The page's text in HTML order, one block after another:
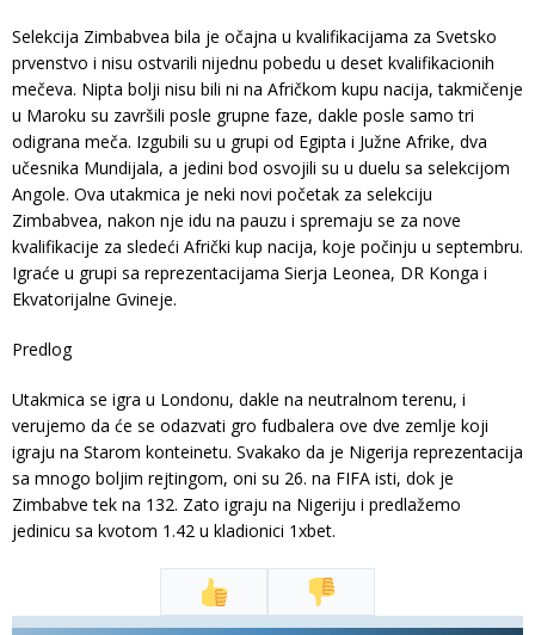
Selekcija Zimbabvea bila je očajna u kvalifikacijama za Svetsko
prvenstvo i nisu ostvarili nijednu pobedu u deset kvalifikacionih
mečeva. Nipta bolji nisu bili ni na Afričkom kupu nacija, takmičenje
u Maroku su završili posle grupne faze, dakle posle samo tri
odigrana meča. Izgubili su u grupi od Egipta i Južne Afrike, dva
učesnika Mundijala, a jedini bod osvojili su u duelu sa selekcijom
Angole. Ova utakmica je neki novi početak za selekciju
Zimbabvea, nakon nje idu na pauzu i spremaju se za nove
kvalifikacije za sledeći Afrički kup nacija, koje počinju u septembru.
Igraće u grupi sa reprezentacijama Sierja Leonea, DR Konga i
Ekvatorijalne Gvineje.
Predlog
Utakmica se igra u Londonu, dakle na neutralnom terenu, i
verujemo da će se odazvati gro fudbalera ove dve zemlje koji
igraju na Starom konteinetu. Svakako da je Nigerija reprezentacija
sa mnogo boljim rejtingom, oni su 26. na FIFA isti, dok je
Zimbabve tek na 132. Zato igraju na Nigeriju i predlažemo
jedinicu sa kvotom 1.42 u kladionici 1xbet.